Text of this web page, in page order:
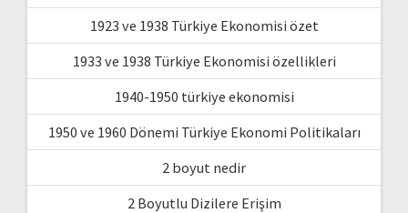
1923 ve 1938 Türkiye Ekonomisi özet
1933 ve 1938 Türkiye Ekonomisi özellikleri
1940-1950 türkiye ekonomisi
1950 ve 1960 Dönemi Türkiye Ekonomi Politikaları
2 boyut nedir
2 Boyutlu Dizilere Erişim